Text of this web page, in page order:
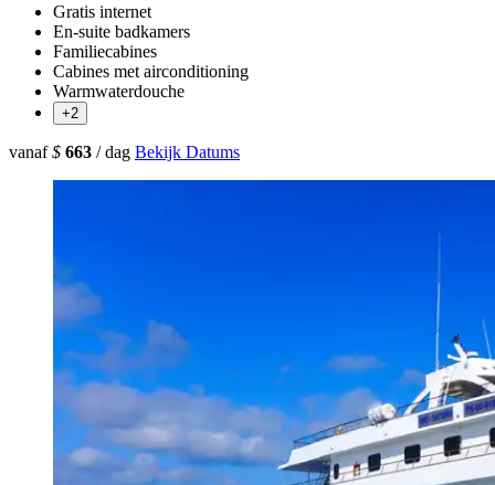
Gratis internet
En-suite badkamers
Familiecabines
Cabines met airconditioning
Warmwaterdouche
+2
vanaf$ 663 / dag Bekijk Datums